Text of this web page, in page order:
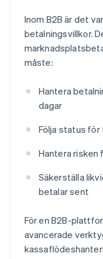
Inom B2B är det
betalningsvillkor.
måste:
Hantera
dagar
Följa status
Hantera risken
Säkerställa
betalar sent
För en B2B-
avancerade